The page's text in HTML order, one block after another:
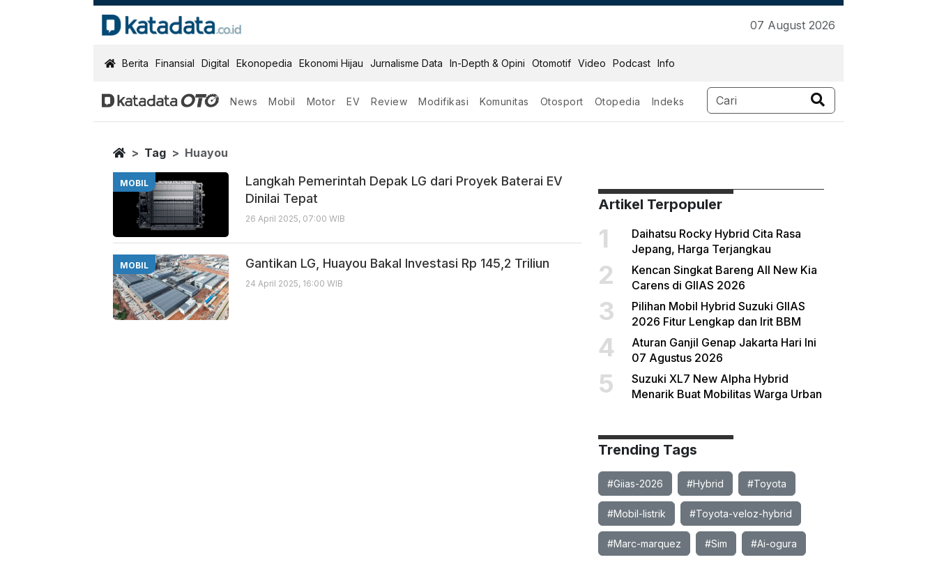
07 August 2026
KatadataOTO
Berita Finansial Digital Ekonopedia Ekonomi Hijau Jurnalisme Data In-Depth & Opini Otomotif Video Podcast Info
News Mobil Motor EV Review Modifikasi Komunitas Otosport Otopedia Indeks
Huayou
Berita Terbaru
Home
Tag Huayou
MOBIL
Langkah Pemerintah Depak LG dari Proyek Baterai EV
Dinilai Tepat
26 April 2025, 07:00 WIB
MOBIL Gantikan LG, Huayou Bakal Investasi Rp 145,2 Triliun
24 April 2025, 16:00 WIB
Artikel Terpopuler
1
Daihatsu Rocky Hybrid Cita Rasa
Jepang, Harga Terjangkau
2
Kencan Singkat Bareng All New Kia
Carens di GIIAS 2026
3
Pilihan Mobil Hybrid Suzuki GIIAS
2026 Fitur Lengkap dan Irit BBM
4
Aturan Ganjil Genap Jakarta Hari Ini
07 Agustus 2026
5
Suzuki XL7 New Alpha Hybrid
Menarik Buat Mobilitas Warga Urban
Trending Tags
#Giias-2026 #Hybrid #Toyota
#Mobil-listrik #Toyota-veloz-hybrid
#Marc-marquez #Sim #Ai-ogura